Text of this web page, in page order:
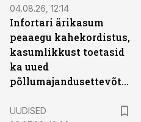
04.08.26, 12:14
Infortari ärikasum
peaaegu kahekordistus,
kasumlikkust toetasid
ka uued
põllumajandusettevõtted
UUDISED